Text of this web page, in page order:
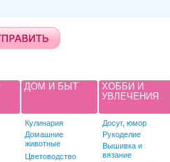
ДОМ И БЫТ
Кулинария
Домашние
животные
Цветоводство
ХОББИ И
УВЛЕЧЕНИЯ
Досуг, юмор
Рукоделие
Вышивка и
вязание